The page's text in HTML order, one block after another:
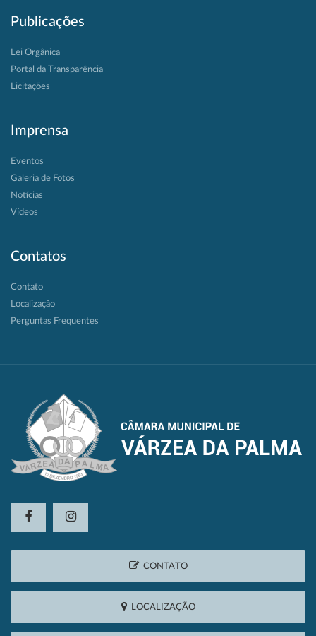
Publicações
Lei Orgânica
Portal da Transparência
Licitações
Imprensa
Eventos
Galeria de Fotos
Notícias
Vídeos
Contatos
Contato
Localização
Perguntas Frequentes
CONTATO
LOCALIZAÇÃO